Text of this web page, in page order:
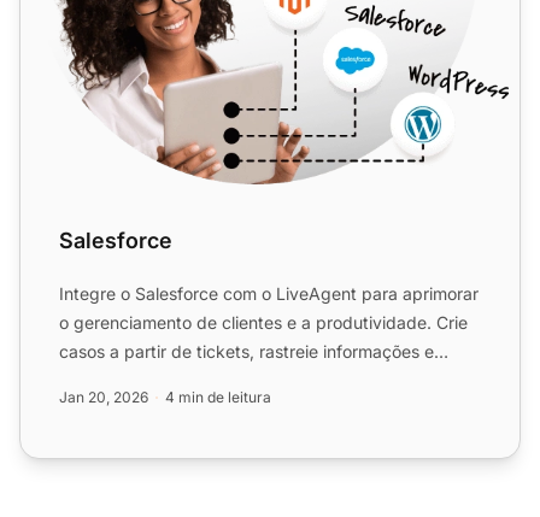
Salesforce
Integre o Salesforce com o LiveAgent para aprimorar
o gerenciamento de clientes e a produtividade. Crie
casos a partir de tickets, rastreie informações e
Jan 20, 2026 4 min de leitura